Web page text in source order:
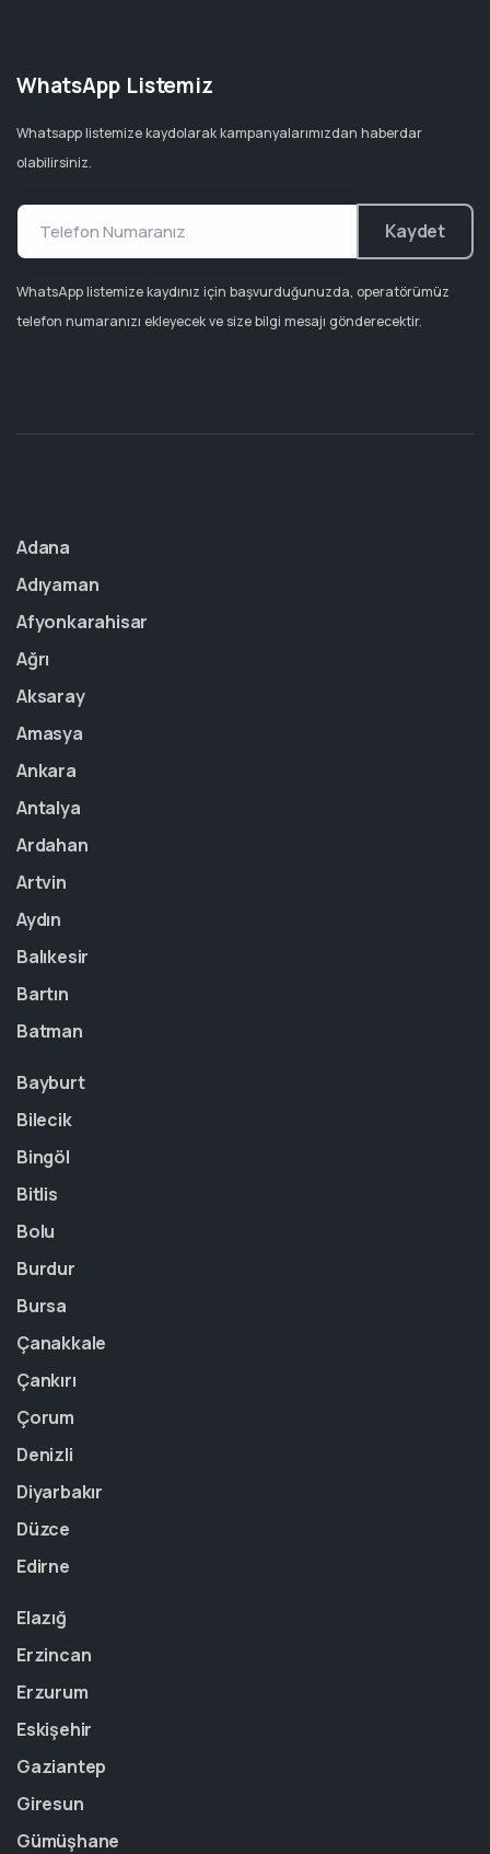
WhatsApp Listemiz
Whatsapp listemize kaydolarak kampanyalarımızdan haberdar
olabilirsiniz.
Kaydet
WhatsApp listemize kaydınız için başvurduğunuzda, operatörümüz
telefon numaranızı ekleyecek ve size bilgi mesajı gönderecektir.
Adana
Adıyaman
Afyonkarahisar
Ağrı
Aksaray
Amasya
Ankara
Antalya
Ardahan
Artvin
Aydın
Balıkesir
Bartın
Batman
Bayburt
Bilecik
Bingöl
Bitlis
Bolu
Burdur
Bursa
Çanakkale
Çankırı
Çorum
Denizli
Diyarbakır
Düzce
Edirne
Elazığ
Erzincan
Erzurum
Eskişehir
Gaziantep
Giresun
Gümüşhane